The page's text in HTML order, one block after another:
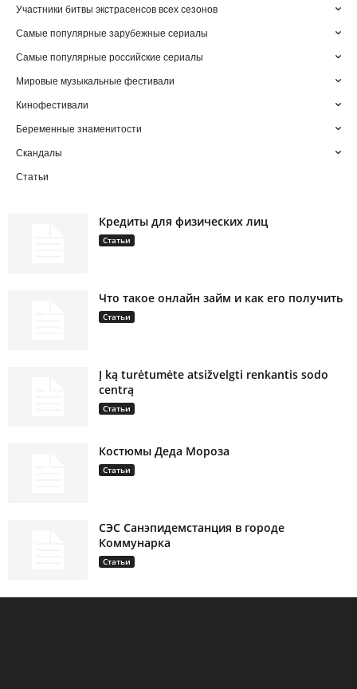
Участники битвы экстрасенсов всех сезонов
Самые популярные зарубежные сериалы
Самые популярные российские сериалы
Мировые музыкальные фестивали
Кинофестивали
Беременные знаменитости
Скандалы
Статьи
Кредиты для физических лиц
Статьи
Что такое онлайн займ и как его получить
Статьи
Į ką turėtumėte atsižvelgti renkantis sodo
centrą
Статьи
Костюмы Деда Мороза
Статьи
СЭС Санэпидемстанция в городе
Коммунарка
Статьи